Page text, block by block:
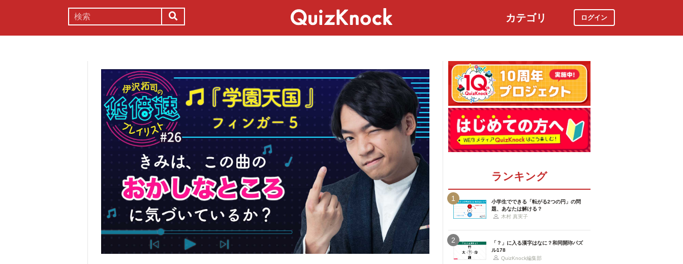
カテゴリ ログイン
ランキング
1
小学生でできる「転がる2つの円」の問
題、あなたは解ける？
木村 真実子
2
「？」に入る漢字はなに？和同開珎パズ
ル178
QuizKnock編集部